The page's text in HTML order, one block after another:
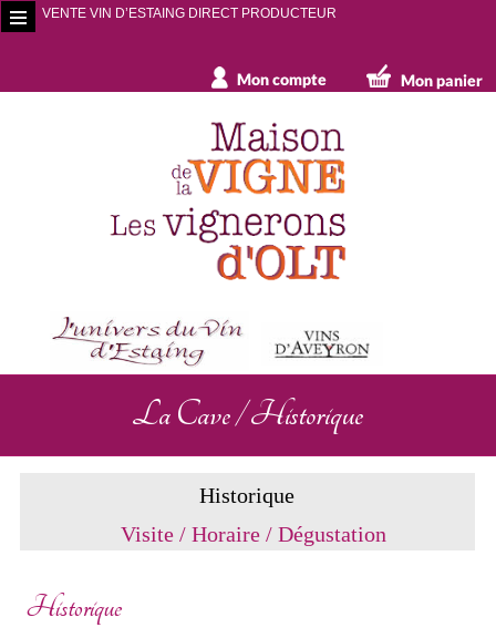
VENTE VIN D’ESTAING DIRECT PRODUCTEUR
La Cave / Historique
Historique
Visite / Horaire / Dégustation
Historique